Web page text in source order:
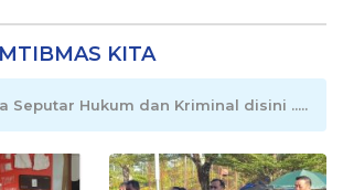
KITA
Seputar Hukum dan Kriminal disini .....